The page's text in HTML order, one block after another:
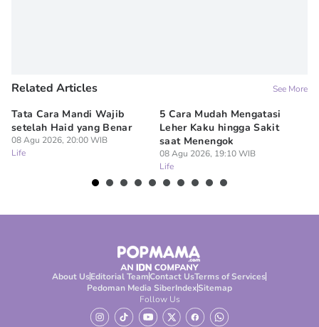
Related Articles See More
Tata Cara Mandi Wajib
setelah Haid yang Benar
08 Agu 2026, 20:00 WIB
Life
5 Cara Mudah Mengatasi
Leher Kaku hingga Sakit
saat Menengok
08 Agu 2026, 19:10 WIB
Life
About UsEditorial TeamContact UsTerms of Services
Pedoman Media SiberIndexSitemap
Follow Us